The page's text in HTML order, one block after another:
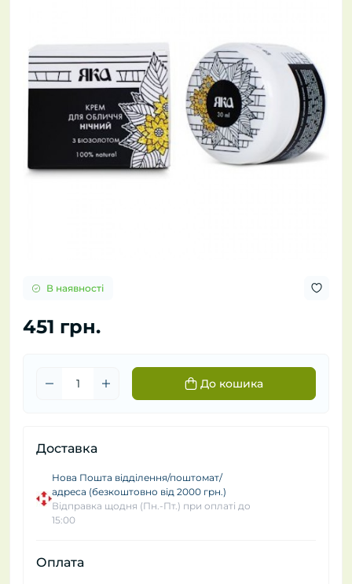
В наявності
451 грн.
До кошика
Доставка
Нова Пошта відділення/поштомат/
адреса (безкоштовно від 2000 грн.)
Відправка щодня (Пн.-Пт.) при оплаті до
15:00
Оплата